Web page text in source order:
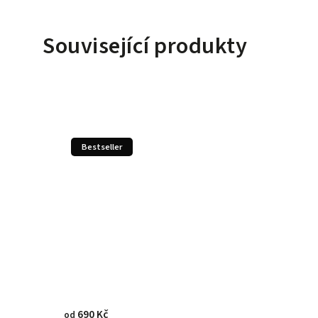
Související produkty
Bestseller
od 690 Kč